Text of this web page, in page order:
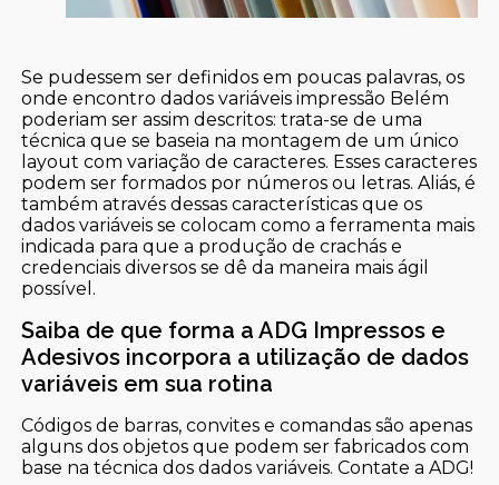
Se pudessem ser definidos em poucas palavras, os
onde encontro dados variáveis impressão Belém
poderiam ser assim descritos: trata-se de uma
técnica que se baseia na montagem de um único
layout com variação de caracteres. Esses caracteres
podem ser formados por números ou letras. Aliás, é
também através dessas características que os
dados variáveis se colocam como a ferramenta mais
indicada para que a produção de crachás e
credenciais diversos se dê da maneira mais ágil
possível.
Saiba de que forma a ADG Impressos e
Adesivos incorpora a utilização de dados
variáveis em sua rotina
Códigos de barras, convites e comandas são apenas
alguns dos objetos que podem ser fabricados com
base na técnica dos dados variáveis. Contate a ADG!